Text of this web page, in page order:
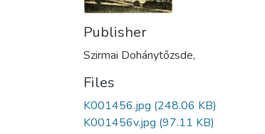
Publisher
Szirmai Dohánytőzsde,
Files
K001456.jpg (248.06 KB)
K001456v.jpg (97.11 KB)